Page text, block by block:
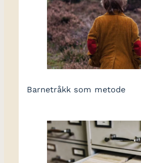
Barnetråkk som metode